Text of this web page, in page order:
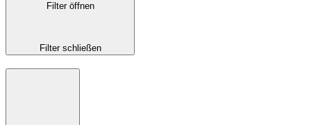
Filter öffnen
Filter schließen